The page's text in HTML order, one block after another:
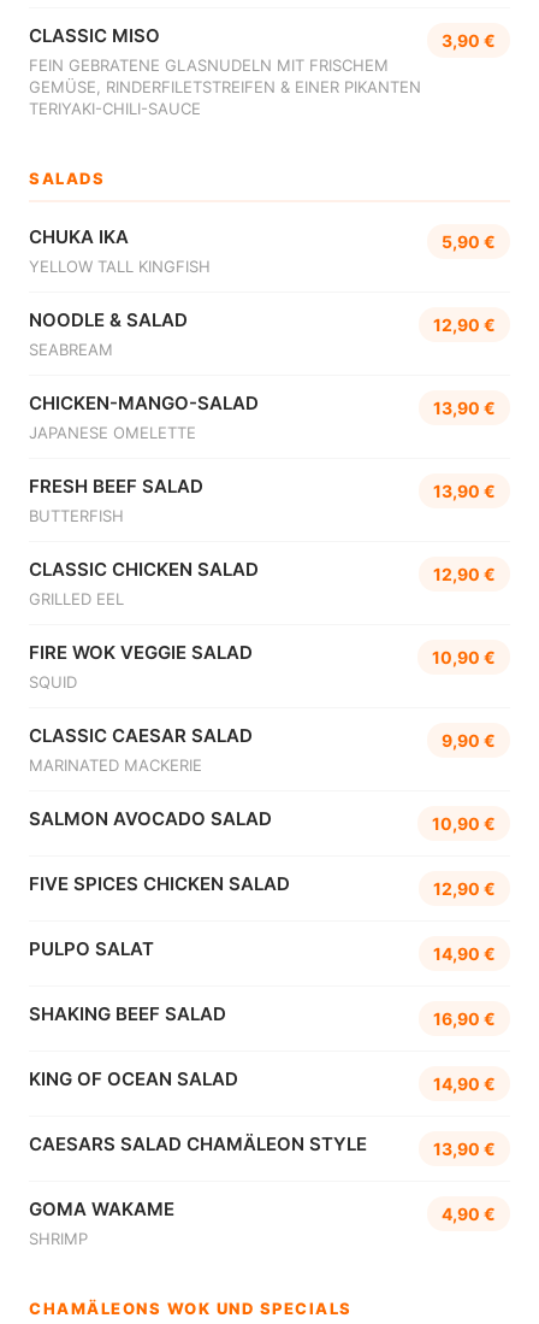
CLASSIC MISO
FEIN GEBRATENE GLASNUDELN MIT FRISCHEM
GEMÜSE, RINDERFILETSTREIFEN & EINER PIKANTEN
TERIYAKI-CHILI-SAUCE
3,90 €
SALADS
CHUKA IKA
YELLOW TALL KINGFISH
5,90 €
NOODLE & SALAD
SEABREAM
12,90 €
CHICKEN-MANGO-SALAD
JAPANESE OMELETTE
13,90 €
FRESH BEEF SALAD
BUTTERFISH
13,90 €
CLASSIC CHICKEN SALAD
GRILLED EEL
12,90 €
FIRE WOK VEGGIE SALAD
SQUID
10,90 €
CLASSIC CAESAR SALAD
MARINATED MACKERIE
9,90 €
SALMON AVOCADO SALAD 10,90 €
FIVE SPICES CHICKEN SALAD 12,90 €
PULPO SALAT 14,90 €
SHAKING BEEF SALAD 16,90 €
KING OF OCEAN SALAD 14,90 €
CAESARS SALAD CHAMÄLEON STYLE 13,90 €
GOMA WAKAME
SHRIMP
4,90 €
CHAMÄLEONS WOK UND SPECIALS